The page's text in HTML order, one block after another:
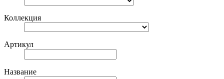
Коллекция
Артикул
Название